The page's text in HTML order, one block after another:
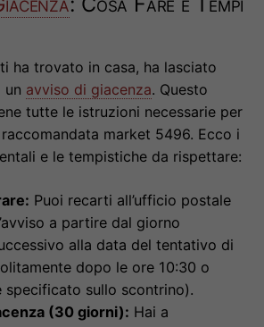
ha trovato in casa, ha lasciato
un avviso di giacenza. Questo
tutte le istruzioni necessarie per
market 5496. Ecco i
e le tempistiche da rispettare:
Puoi recarti all’ufficio postale
a partire dal giorno
alla data del tentativo di
dopo le ore 10:30 o
specificato sullo scontrino).
(30 giorni): Hai a